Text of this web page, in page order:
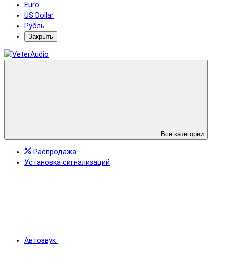
Euro
US Dollar
Рубль
Закрыть
Все категории
Распродажа
Установка сигнализаций
Автозвук